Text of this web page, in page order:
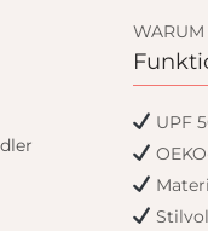
WARUM
UPF